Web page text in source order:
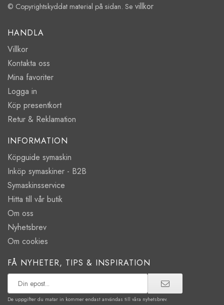
© Copyrightskyddat material på sidan. Se villkor
HANDLA
Villkor
Kontakta oss
Mina favoriter
Logga in
Köp presentkort
Retur & Reklamation
INFORMATION
Köpguide symaskin
Inköp symaskiner - B2B
Symaskinsservice
Hitta till vår butik
Om oss
Nyhetsbrev
Om cookies
FÅ NYHETER, TIPS & INSPIRATION
De uppgifter du matar in kommer endast användas till våra nyhetsbrev.